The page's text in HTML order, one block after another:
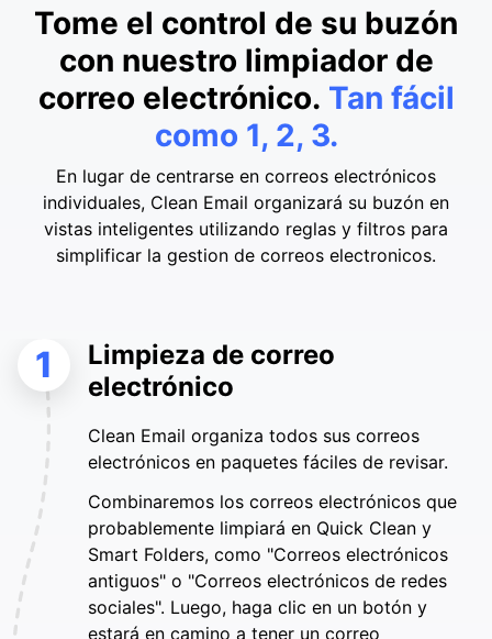
Tome el control de su buzón
con nuestro limpiador de
correo electrónico. Tan fácil
como 1, 2, 3.
En lugar de centrarse en correos electrónicos
individuales, Clean Email organizará su buzón en
vistas inteligentes utilizando reglas y filtros para
simplificar la gestion de correos electronicos.
1
Limpieza de correo
electrónico
Clean Email organiza todos sus correos
electrónicos en paquetes fáciles de revisar.
Combinaremos los correos electrónicos que
probablemente limpiará en Quick Clean y
Smart Folders, como "Correos electrónicos
antiguos" o "Correos electrónicos de redes
sociales". Luego, haga clic en un botón y
estará en camino a tener un correo